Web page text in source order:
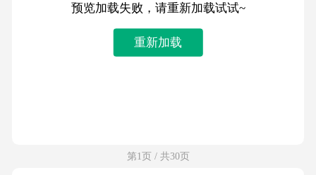
预览加载失败，请重新加载试试~
重新加载
第1页 / 共30页